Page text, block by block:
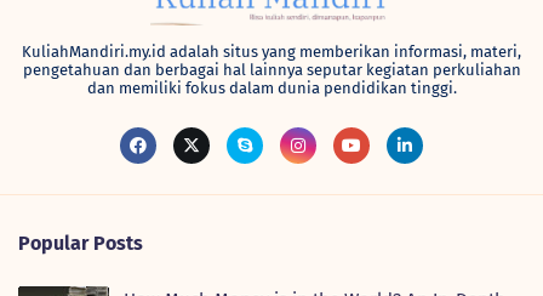
KuliahMandiri.my.id adalah situs yang memberikan informasi, materi,
pengetahuan dan berbagai hal lainnya seputar kegiatan perkuliahan
dan memiliki fokus dalam dunia pendidikan tinggi.
Popular Posts